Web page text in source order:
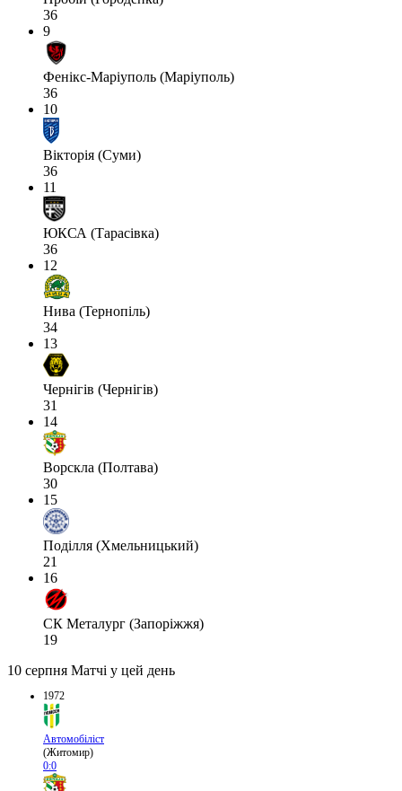
36
9
Фенікс-Маріуполь (Маріуполь)
36
10
Вікторія (Суми)
36
11
ЮКСА (Тарасівка)
36
12
Нива (Тернопіль)
34
13
Чернігів (Чернігів)
31
14
Ворскла (Полтава)
30
15
Поділля (Хмельницький)
21
16
СК Металург (Запоріжжя)
19
10 серпня Матчі у цей день
1972
Автомобіліст
(Житомир)
0:0